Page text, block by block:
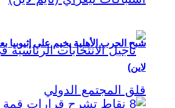
شبح الحرب الأهلية يخيم على إثيوبيا
لاين)